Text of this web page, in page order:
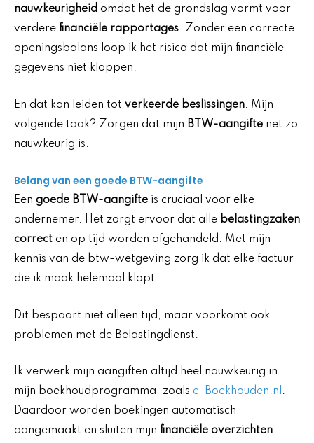
nauwkeurigheid omdat het de grondslag vormt voor
verdere financiële rapportages. Zonder een correcte
openingsbalans loop ik het risico dat mijn financiële
gegevens niet kloppen.
En dat kan leiden tot verkeerde beslissingen. Mijn
volgende taak? Zorgen dat mijn BTW-aangifte net zo
nauwkeurig is.
Belang van een goede BTW-aangifte
Een goede BTW-aangifte is cruciaal voor elke
ondernemer. Het zorgt ervoor dat alle belastingzaken
correct en op tijd worden afgehandeld. Met mijn
kennis van de btw-wetgeving zorg ik dat elke factuur
die ik maak helemaal klopt.
Dit bespaart niet alleen tijd, maar voorkomt ook
problemen met de Belastingdienst.
Ik verwerk mijn aangiften altijd heel nauwkeurig in
mijn boekhoudprogramma, zoals e-Boekhouden.nl.
Daardoor worden boekingen automatisch
aangemaakt en sluiten mijn financiële overzichten